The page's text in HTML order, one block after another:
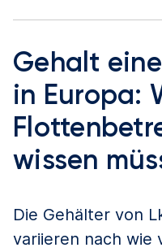
Gehalt
in Europa:
wissen
Die Gehälter von
variieren nach wie